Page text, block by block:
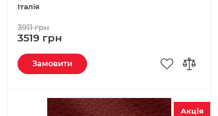
Італія
3519 грн
3911 грн
Замовити
Акція